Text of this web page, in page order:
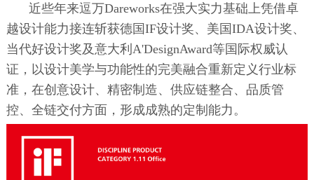
近些年来逗万Dareworks在强大实力基础上凭借卓
越设计能力接连斩获德国IF设计奖、美国IDA设计奖、
当代好设计奖及意大利A'DesignAward等国际权威认
证，以设计美学与功能性的完美融合重新定义行业标
准，在创意设计、精密制造、供应链整合、品质管
控、全链交付方面，形成成熟的定制能力。